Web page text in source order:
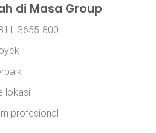
di Masa Group
3655-800
lokasi
profesional